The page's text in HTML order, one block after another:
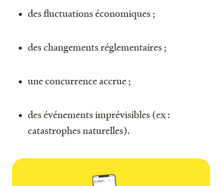
des fluctuations économiques ;
des changements réglementaires ;
une concurrence accrue ;
des événements imprévisibles (ex :
catastrophes naturelles).